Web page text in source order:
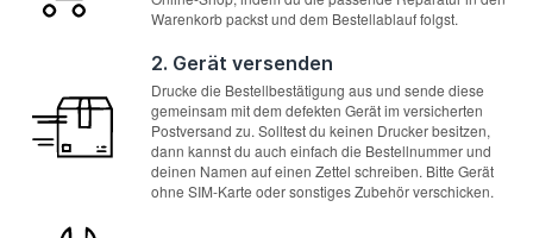
Warenkorb packst und dem Bestellablauf folgst.
2. Gerät versenden
Drucke die Bestellbestätigung aus und sende diese
gemeinsam mit dem defekten Gerät im versicherten
Postversand zu. Solltest du keinen Drucker besitzen,
dann kannst du auch einfach die Bestellnummer und
deinen Namen auf einen Zettel schreiben. Bitte Gerät
ohne SIM-Karte oder sonstiges Zubehör verschicken.